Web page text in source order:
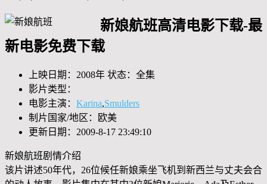
新娘航班高清电影下载-最
新电影免费下载
上映日期：2008年 状态：全集
影片类型：
电影主演： Karina,Smulders
制片国家/地区：欧美
更新日期：2009-8-17 23:49:10
新娘航班剧情介绍
该片讲述50年代，26位候任新娘乘坐飞机到新西兰与丈夫会合